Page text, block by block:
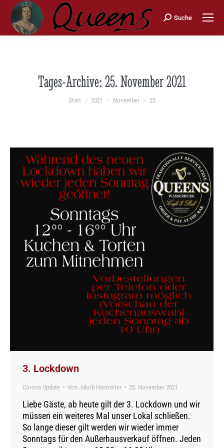
Search:
Suche
Tages-Archive:25. November 2021
Sie befinden sich hier:
Start 2021 November 25
3. Lockdown
Corona Update Von Jakob Hastreiter 25. November 2021
Liebe Gäste, ab heute gilt der 3. Lockdown und wir
müssen ein weiteres Mal unser Lokal schließen.
So lange dieser gilt werden wir wieder immer
Sonntags für den Außerhausverkauf öffnen. Jeden